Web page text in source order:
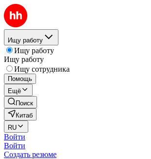
Ищу работу
Ищу работу
Ищу работу
Ищу сотрудника
Помощь
Ещё
Поиск
Китаб
RU
Войти
Войти
Создать резюме